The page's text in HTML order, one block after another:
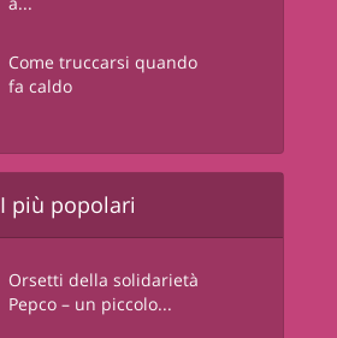
Come truccarsi quando
fa caldo
I più popolari
Orsetti della solidarietà
Pepco – un piccolo...